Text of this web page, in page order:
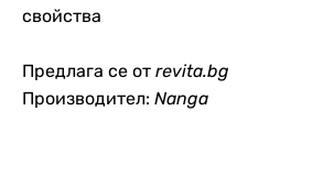
свойства
Предлага се от revita.bg
Производител: Nanga